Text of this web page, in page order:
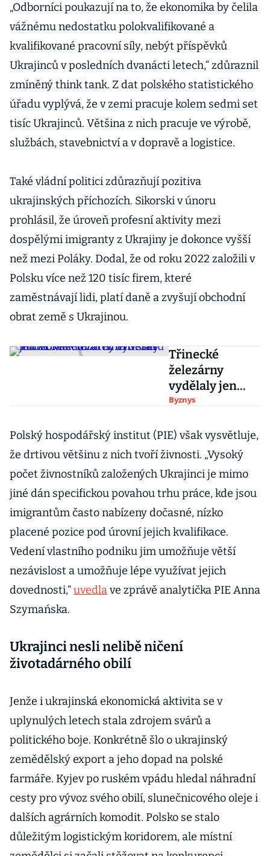
„Odborníci poukazují na to, že ekonomika by čelila
vážnému nedostatku polokvalifikované a
kvalifikované pracovní síly, nebýt příspěvků
Ukrajinců v posledních dvanácti letech,“ zdůraznil
zmíněný think tank. Z dat polského statistického
úřadu vyplývá, že v zemi pracuje kolem sedmi set
tisíc Ukrajinců. Většina z nich pracuje ve výrobě,
službách, stavebnictví a v dopravě a logistice.
Také vládní politici zdůrazňují pozitiva
ukrajinských příchozích. Sikorski v únoru
prohlásil, že úroveň profesní aktivity mezi
dospělými imigranty z Ukrajiny je dokonce vyšší
než mezi Poláky. Dodal, že od roku 2022 založili v
Polsku více než 120 tisíc firem, které
zaměstnávají lidi, platí daně a zvyšují obchodní
obrat země s Ukrajinou.
Třinecké
železárny
vydělaly jen
zlomek toho co
neudržitelném
stavu
Byznys
Polský hospodářský institut (PIE) však vysvětluje,
že drtivou většinu z nich tvoří živnosti. „Vysoký
počet živnostníků založených Ukrajinci je mimo
jiné dán specifickou povahou trhu práce, kde jsou
imigrantům často nabízeny dočasné, nízko
placené pozice pod úrovní jejich kvalifikace.
Vedení vlastního podniku jim umožňuje větší
nezávislost a umožňuje lépe využívat jejich
dovednosti,“uvedlave zprávě analytička PIE Anna
Szymańska.
Ukrajinci nesli nelibě ničení
životadárného obilí
Jenže i ukrajinská ekonomická aktivita se v
uplynulých letech stala zdrojem svárů a
politického boje. Konkrétně šlo o ukrajinský
zemědělský export a jeho dopad na polské
farmáře. Kyjev po ruském vpádu hledal náhradní
cesty pro vývoz svého obilí, slunečnicového oleje i
dalších agrárních komodit. Polsko se stalo
důležitým logistickým koridorem, ale místní